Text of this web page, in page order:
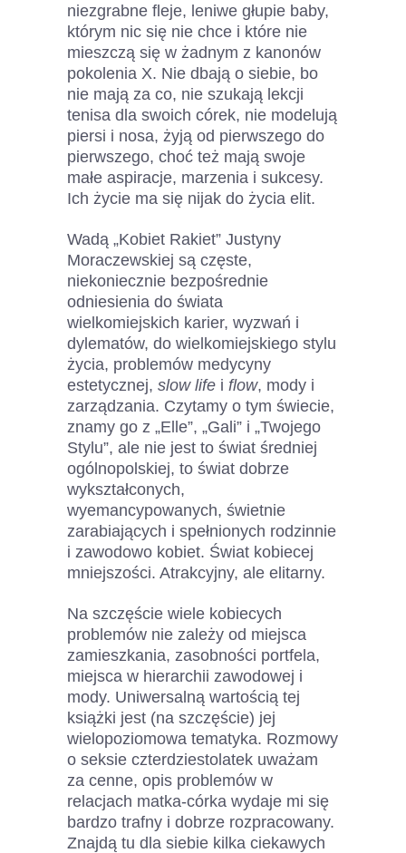
niezgrabne fleje, leniwe głupie baby,
którym nic się nie chce i które nie
mieszczą się w żadnym z kanonów
pokolenia X. Nie dbają o siebie, bo
nie mają za co, nie szukają lekcji
tenisa dla swoich córek, nie modelują
piersi i nosa, żyją od pierwszego do
pierwszego, choć też mają swoje
małe aspiracje, marzenia i sukcesy.
Ich życie ma się nijak do życia elit.
Wadą „Kobiet Rakiet” Justyny
Moraczewskiej są częste,
niekoniecznie bezpośrednie
odniesienia do świata
wielkomiejskich karier, wyzwań i
dylematów, do wielkomiejskiego stylu
życia, problemów medycyny
estetycznej, slow life i flow, mody i
zarządzania. Czytamy o tym świecie,
znamy go z „Elle”, „Gali” i „Twojego
Stylu”, ale nie jest to świat średniej
ogólnopolskiej, to świat dobrze
wykształconych,
wyemancypowanych, świetnie
zarabiających i spełnionych rodzinnie
i zawodowo kobiet. Świat kobiecej
mniejszości. Atrakcyjny, ale elitarny.
Na szczęście wiele kobiecych
problemów nie zależy od miejsca
zamieszkania, zasobności portfela,
miejsca w hierarchii zawodowej i
mody. Uniwersalną wartością tej
książki jest (na szczęście) jej
wielopoziomowa tematyka. Rozmowy
o seksie czterdziestolatek uważam
za cenne, opis problemów w
relacjach matka-córka wydaje mi się
bardzo trafny i dobrze rozpracowany.
Znajdą tu dla siebie kilka ciekawych